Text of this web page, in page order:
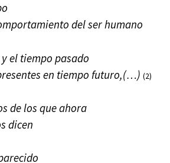
del ser humano
el tiempo pasado
en tiempo futuro,(…) (2)
de los que ahora
dicen